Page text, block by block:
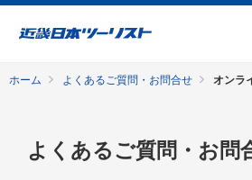
ホーム よくあるご質問・お問合せ オンラ
よくあるご質問・お問